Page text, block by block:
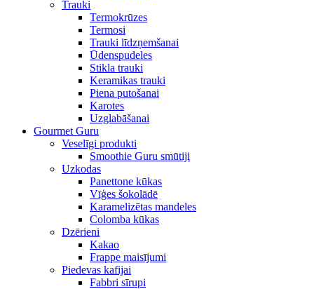
Trauki
Termokrūzes
Termosi
Trauki līdzņemšanai
Ūdenspudeles
Stikla trauki
Keramikas trauki
Piena putošanai
Karotes
Uzglabāšanai
Gourmet Guru
Veselīgi produkti
Smoothie Guru smūtiji
Uzkodas
Panettone kūkas
Vīģes šokolādē
Karamelizētas mandeles
Colomba kūkas
Dzērieni
Kakao
Frappe maisījumi
Piedevas kafijai
Fabbri sīrupi